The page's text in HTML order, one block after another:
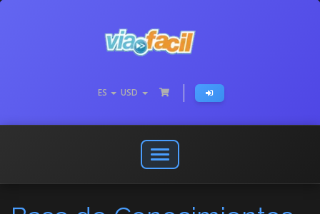
ES USD
Abrir
o
menú